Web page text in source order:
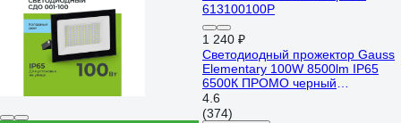
1 240 ₽
Светодиодный прожектор Gauss
Elementary 100W 8500lm IP65
6500К ПРОМО черный
613100100P
4.6
(374)